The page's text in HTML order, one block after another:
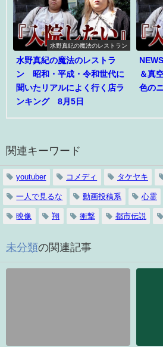
水野真紀の魔法のレストラン
水野真紀の魔法のレストラ
ン 昭和・平成・令和世代に
聞いたリアルによく行く店ラ
ンキング 8月5日
＆真
色の
関連キーワード
youtuber コメディ タケヤキ
一人で見るな 動画投稿系 心霊
映像 翔 衝撃 都市伝説
未分類の関連記事